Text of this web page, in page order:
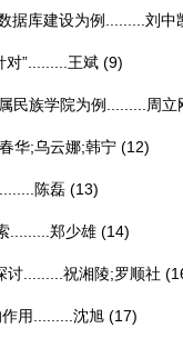
库建设为例......... 刘中
”......... 王斌 (9)
族学院为例......... 周立
华;乌云娜;韩宁 (12)
陈磊 (13)
郑少雄 (14)
......... 祝湘陵;罗顺社
用......... 沈旭 (17)